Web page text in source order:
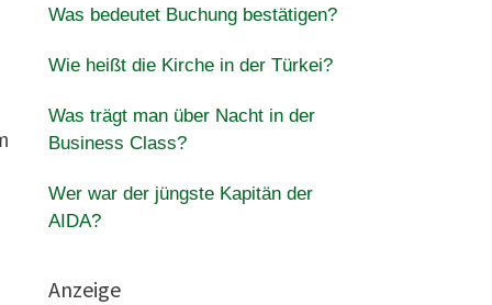
Was bedeutet Buchung bestätigen?
Wie heißt die Kirche in der Türkei?
Was trägt man über Nacht in der
Business Class?
Wer war der jüngste Kapitän der
AIDA?
Anzeige